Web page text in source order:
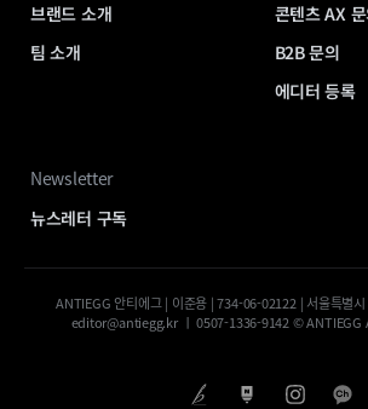
브랜드 소개
팀 소개
콘텐츠 AX
B2B 문의
에디터 등록
Newsletter
뉴스레터 구독
ANTIEGG 안티에그 | 이준용 | 734-06-02122 | 서울특별
editor@antiegg.kr ㅣ 0507-1336-9142 ©